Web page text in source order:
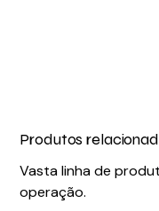
Produtos
Vasta linha de
operação.